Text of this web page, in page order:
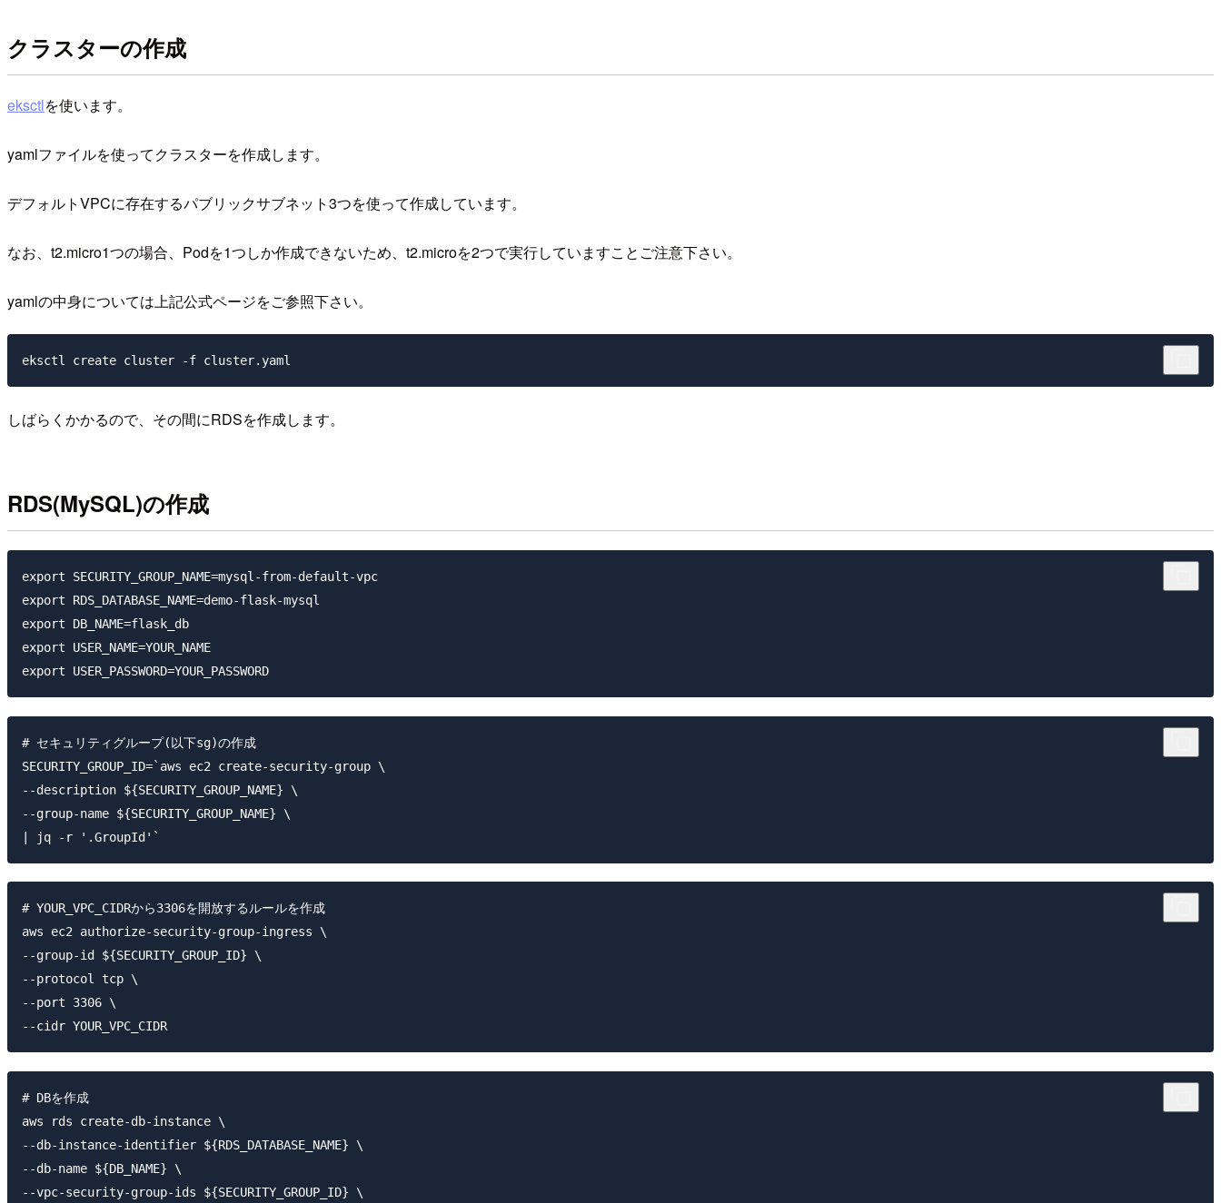
クラスターの作成
eksctlを使います。
yamlファイルを使ってクラスターを作成します。
デフォルトVPCに存在するパブリックサブネット3つを使って作成しています。
なお、t2.micro1つの場合、Podを1つしか作成できないため、t2.microを2つで実行していますことご注意下さい。
yamlの中身については上記公式ページをご参照下さい。
しばらくかかるので、その間にRDSを作成します。
RDS(MySQL)の作成
export SECURITY_GROUP_NAME=mysql-from-default-vpc
export RDS_DATABASE_NAME=demo-flask-mysql
export DB_NAME=flask_db
export USER_NAME=YOUR_NAME
# セキュリティグループ(以下sg)の作成
SECURITY_GROUP_ID=`aws ec2 create-security-group \
--description ${SECURITY_GROUP_NAME} \
--group-name ${SECURITY_GROUP_NAME} \
# YOUR_VPC_CIDRから3306を開放するルールを作成
aws ec2 authorize-security-group-ingress \
--group-id ${SECURITY_GROUP_ID} \
--protocol tcp \
--port 3306 \
# DBを作成
aws rds create-db-instance \
--db-instance-identifier ${RDS_DATABASE_NAME} \
--db-name ${DB_NAME} \
--vpc-security-group-ids ${SECURITY_GROUP_ID} \